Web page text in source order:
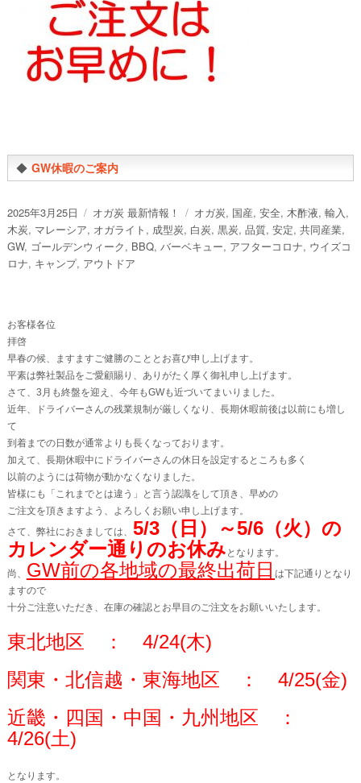
◆ GW休暇のご案内
投
稿
日:
2025年3月25日
カ
テ
ゴ
リ
オガ炭 最新情報！
タ
グ
オガ炭, 国産, 安全, 木酢液, 輸入,
木炭, マレーシア, オガライト , 成型炭, 白炭, 黒炭, 品質, 安定, 共同産業,
GW, ゴールデンウィーク, BBQ, バーベキュー, アフターコロナ, ウイズコ
ロナ, キャンプ, アウトドア
お客様各位
拝啓
早春の候、ますますご健勝のこととお喜び申し上げます。
平素は弊社製品をご愛顧賜り、ありがたく厚く御礼申し上げます。
さて、3月も終盤を迎え、今年もGWも近づいてまいりました。
近年、ドライバーさんの残業規制が厳しくなり、長期休暇前後は以前にも増し
て
到着までの日数が通常よりも長くなっております。
加えて、長期休暇中にドライバーさんの休日を設定するところも多く
以前のようには荷物が動かなくなりました。
皆様にも「これまでとは違う」と言う認識をして頂き、早めの
ご注文を頂きますよう、よろしくお願い申し上げます。
さて、弊社におきましては、 5/3（日）～5/6（火）の
カレンダー通りのお休み となります。
尚、 GW前の各地域の最終出荷日 は下記通りとなり
ますので
十分ご注意いただき、在庫の確認とお早目のご注文をお願いいたします。
東北地区 ： 4/24(木)
関東・北信越・東海地区 ： 4/25(金)
近畿・四国・中国・九州地区 ：
4/26(土)
となります。